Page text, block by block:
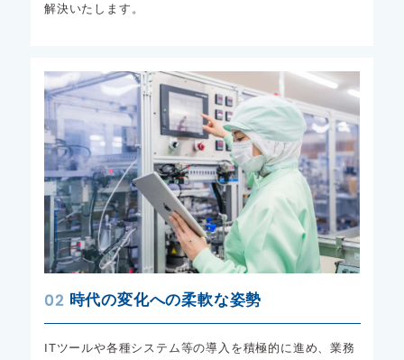
解決いたします。
02 時代の変化への柔軟な姿勢
ITツールや各種システム等の導入を積極的に進め、業務